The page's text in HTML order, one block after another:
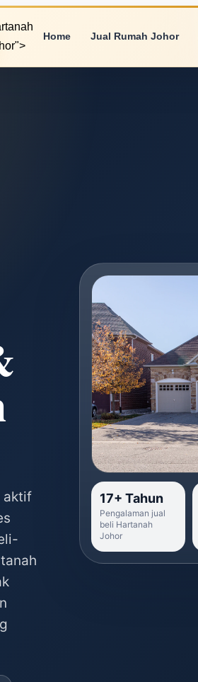
Home Jual Rumah Johor
aktif
17+ Tahun
Pengalaman jual
beli Hartanah
Johor